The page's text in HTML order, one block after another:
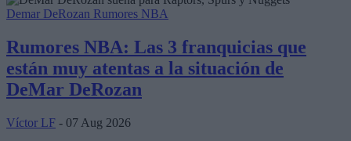
Demar DeRozan Rumores NBA
Rumores NBA: Las 3 franquicias que
están muy atentas a la situación de
DeMar DeRozan
Víctor LF - 07 Aug 2026